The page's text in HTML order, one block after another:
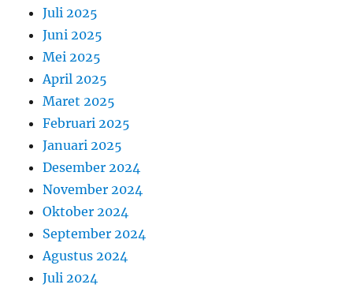
Juli 2025
Juni 2025
Mei 2025
April 2025
Maret 2025
Februari 2025
Januari 2025
Desember 2024
November 2024
Oktober 2024
September 2024
Agustus 2024
Juli 2024